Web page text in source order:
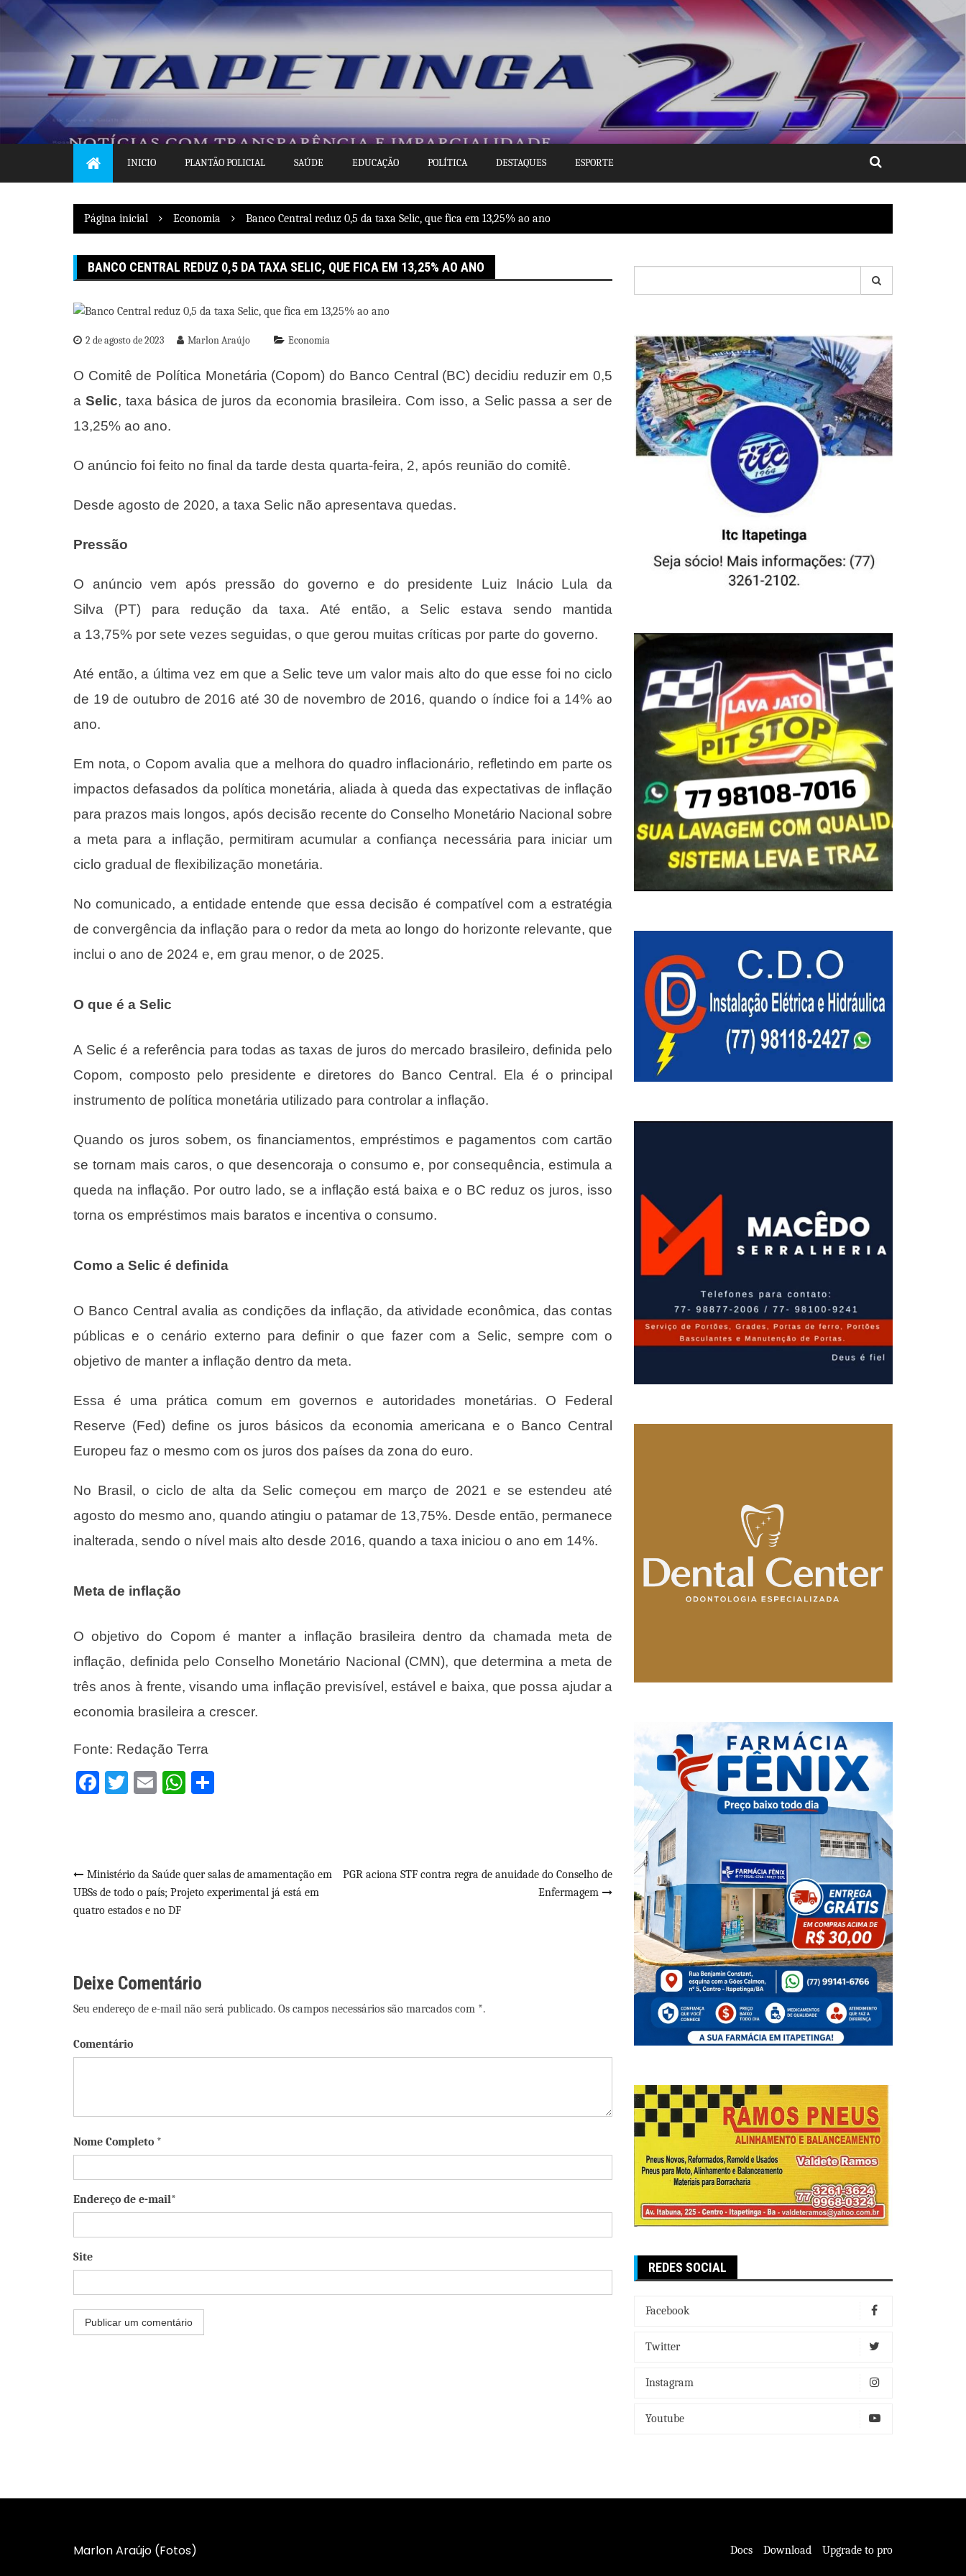
Pular
para
INICIO PLANTÃO POLICIAL SAÚDE EDUCAÇÃO POLÍTICA DESTAQUES ESPORTE
Página inicial Economia Banco Central reduz 0,5 da taxa Selic, que fica em 13,25% ao ano
BANCO CENTRAL REDUZ 0,5 DA TAXA SELIC, QUE FICA EM 13,25% AO ANO
2 de agosto de 2023 Marlon Araújo Economia
O Comitê de Política Monetária (Copom) do Banco Central (BC) decidiu reduzir em 0,5
a Selic, taxa básica de juros da economia brasileira. Com isso, a Selic passa a ser de
13,25% ao ano.
O anúncio foi feito no final da tarde desta quarta-feira, 2, após reunião do comitê.
Desde agosto de 2020, a taxa Selic não apresentava quedas.
Pressão
O anúncio vem após pressão do governo e do presidente Luiz Inácio Lula da
Silva (PT) para redução da taxa. Até então, a Selic estava sendo mantida
a 13,75% por sete vezes seguidas, o que gerou muitas críticas por parte do governo.
Até então, a última vez em que a Selic teve um valor mais alto do que esse foi no ciclo
de 19 de outubro de 2016 até 30 de novembro de 2016, quando o índice foi a 14% ao
ano.
Em nota, o Copom avalia que a melhora do quadro inflacionário, refletindo em parte os
impactos defasados da política monetária, aliada à queda das expectativas de inflação
para prazos mais longos, após decisão recente do Conselho Monetário Nacional sobre
a meta para a inflação, permitiram acumular a confiança necessária para iniciar um
ciclo gradual de flexibilização monetária.
Nocomunicado, a entidade entende que essa decisão é compatível com a estratégia
de convergência da inflação para o redor da meta ao longo do horizonte relevante, que
inclui o ano de 2024 e, em grau menor, o de 2025.
O que é a Selic
A Selic é a referência para todas as taxas de juros do mercado brasileiro, definida pelo
Copom, composto pelo presidente e diretores do Banco Central. Ela é o principal
instrumento de política monetária utilizado para controlar a inflação.
Quando os juros sobem, os financiamentos, empréstimos e pagamentos com cartão
se tornam mais caros, o que desencoraja o consumo e, por consequência, estimula a
queda na inflação. Por outro lado, se a inflação está baixa e o BC reduz os juros, isso
torna os empréstimos mais baratos e incentiva o consumo.
Como a Selic é definida
O Banco Central avalia as condições da inflação, da atividade econômica, das contas
públicas e o cenário externo para definir o que fazer com a Selic, sempre com o
objetivo de manter a inflação dentro da meta.
Essa é uma prática comum em governos e autoridades monetárias. O Federal
Reserve (Fed) define os juros básicos da economia americana e o Banco Central
Europeu faz o mesmo com os juros dos países da zona do euro.
No Brasil, o ciclo de alta da Selic começou em março de 2021 e se estendeu até
agosto do mesmo ano, quando atingiu o patamar de 13,75%. Desde então, permanece
inalterada, sendo o nível mais alto desde 2016, quando a taxa iniciou o ano em 14%.
Meta de inflação
O objetivo do Copom é manter a inflação brasileira dentro da chamada meta de
inflação, definida pelo Conselho Monetário Nacional (CMN), que determina a meta de
três anos à frente, visando uma inflação previsível, estável e baixa, que possa ajudar a
economia brasileira a crescer.
Fonte: Redação Terra
Facebook
Twitter
EmailWhatsApp
Navegação
de
Ministério da Saúde quer salas de amamentação em
UBSs de todo o país; Projeto experimental já está em
quatro estados e no DF
PGR aciona STF contra regra de anuidade do Conselho de
Enfermagem
Deixe Comentário
Seu endereço de e-mail não será publicado. Os campos necessários são marcados com *.
Comentário
Nome Completo *
Endereço de e-mail*
Site
por:
REDES SOCIAL
Facebook
Twitter
Instagram
Youtube
Marlon Araújo (Fotos) Docs Download Upgrade to pro